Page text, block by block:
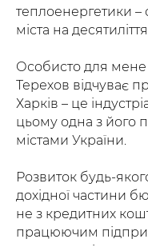
теплоенергетики –
міста на
Особисто для
Терехов відчуває
Харків – це
цьому одна з його
містами України.
Розвиток будь-
дохідної частини
не з кредитних
працюючим